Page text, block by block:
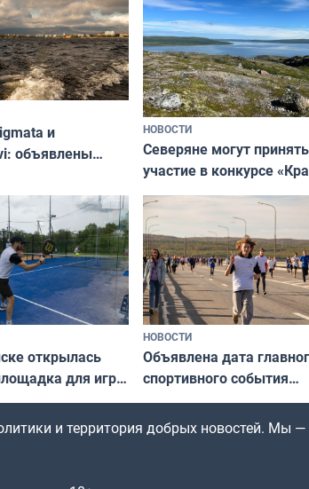
и
объявлены
в 2026 года
НОВОСТИ
Северяне могут принять
участие в конкурсе
северной границы:
по Печенгскому округу»
открылась
для игры
НОВОСТИ
Объявлена дата
спортивного события
Заполярья: как
фестиваль
и территория добрых новостей. Мы